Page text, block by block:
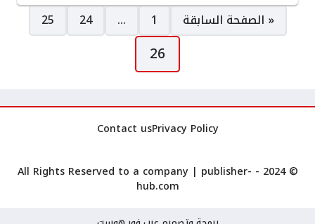
صفحات:« الصفحة السابقة 1
…
24
25
26
Privacy Policy
Contact us
© 2024 - All Rights Reserved to a company |
publisher-
hub.com